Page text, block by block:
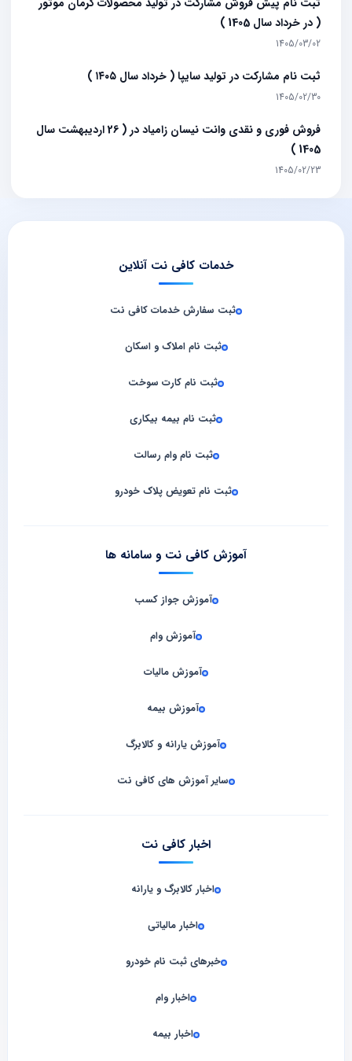
( در خرداد سال 1405 )
1405/03/02
ثبت نام مشارکت در تولید سایپا ( خرداد سال ۱۴۰۵ )
1405/02/30
فروش فوری و نقدی وانت نیسان زامیاد در ( 26 اردیبهشت سال
1405 )
1405/02/23
خدمات کافی نت آنلاین
ثبت سفارش خدمات کافی‌ نت
ثبت نام املاک و اسکان
ثبت نام کارت سوخت
ثبت نام بیمه بیکاری
ثبت نام وام رسالت
ثبت نام تعویض پلاک خودرو
آموزش کافی نت و سامانه‌ ها
آموزش جواز کسب
آموزش وام
آموزش مالیات
آموزش بیمه
آموزش یارانه و کالابرگ
سایر آموزش های کافی نت
اخبار کافی نت
اخبار کالابرگ و یارانه
اخبار مالیاتی
خبرهای ثبت نام خودرو
اخبار وام
اخبار بیمه